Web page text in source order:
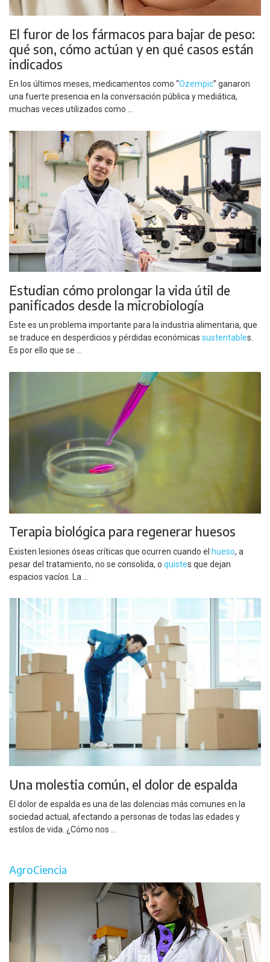
El furor de los fármacos para bajar de peso:
qué son, cómo actúan y en qué casos están
indicados
En los últimos meses, medicamentos como “Ozempic” ganaron
una fuerte presencia en la conversación pública y mediática,
muchas veces utilizados como ...
Estudian cómo prolongar la vida útil de
panificados desde la microbiología
Este es un problema importante para la industria alimentaria, que
se traduce en desperdicios y pérdidas económicas sustentables.
Es por ello que se ...
Terapia biológica para regenerar huesos
Existen lesiones óseas críticas que ocurren cuando el hueso, a
pesar del tratamiento, no se consolida, o quistes que dejan
espacios vacíos. La ...
Una molestia común, el dolor de espalda
El dolor de espalda es una de las dolencias más comunes en la
sociedad actual, afectando a personas de todas las edades y
estilos de vida. ¿Cómo nos ...
AgroCiencia